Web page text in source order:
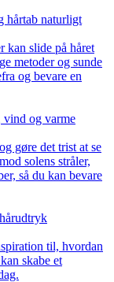
hårtab naturligt
kan slide på håret
metoder og sunde
og bevare en
vind og varme
gøre det trist at se
solens stråler,
så du kan bevare
til, hvordan
skabe et